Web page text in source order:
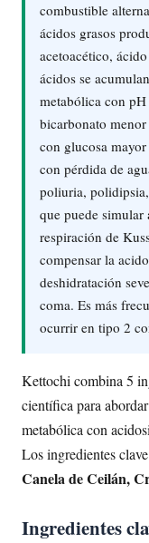
combustible
ácidos grasos
acetoacético,
ácidos se
metabólica con
bicarbonato
con glucosa
con pérdida de
poliuria,
que puede
respiración de
compensar la
deshidratación
coma. Es más
ocurrir en tipo 2
Kettochi combina 5
científica para
metabólica con
Los ingredientes
Canela de Ceilán,
Ingredientes